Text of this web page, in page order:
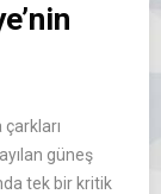
güneş
tek bir kritik